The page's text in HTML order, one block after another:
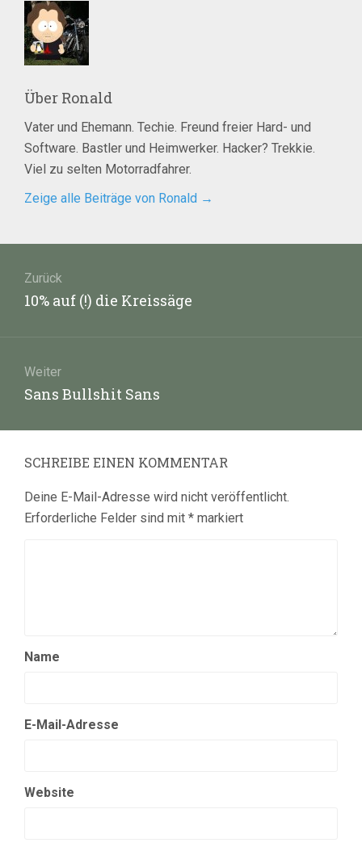
Über Ronald
Vater und Ehemann. Techie. Freund freier Hard- und
Software. Bastler und Heimwerker. Hacker? Trekkie.
Viel zu selten Motorradfahrer.
Zeige alle Beiträge von Ronald →
Zurück
Vorheriger
10% auf (!) die Kreissäge
Weiter
Nächster
Sans Bullshit Sans
SCHREIBE EINEN KOMMENTAR
Deine E-Mail-Adresse wird nicht veröffentlicht.
Erforderliche Felder sind mit * markiert
Name
E-Mail-Adresse
Website